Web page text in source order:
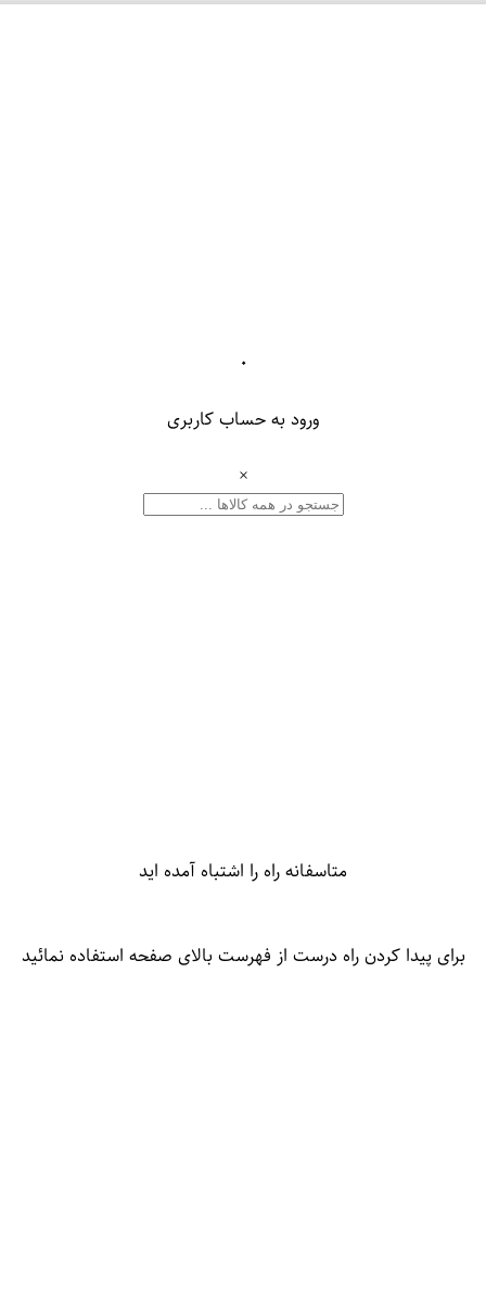
۰
ورود به حساب کاربری
×
متاسفانه راه را اشتباه آمده اید
برای پیدا کردن راه درست از فهرست بالای صفحه استفاده نمائید